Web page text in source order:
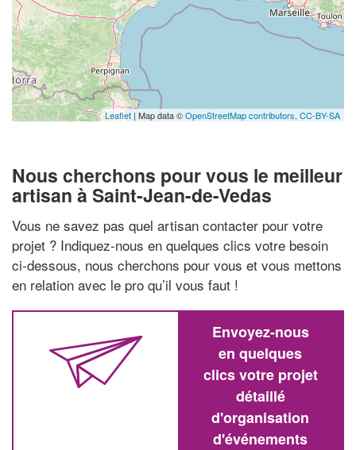
Leaflet | Map data ©OpenStreetMap contributors, CC-BY-SA
Nous cherchons pour vous le meilleur
artisan à Saint-Jean-de-Vedas
Vous ne savez pas quel artisan contacter pour votre
projet ? Indiquez-nous en quelques clics votre besoin
ci-dessous, nous cherchons pour vous et vous mettons
en relation avec le pro qu’il vous faut !
Envoyez-nous
en quelques
clics votre projet
détaillé
d'organisation
d'événements